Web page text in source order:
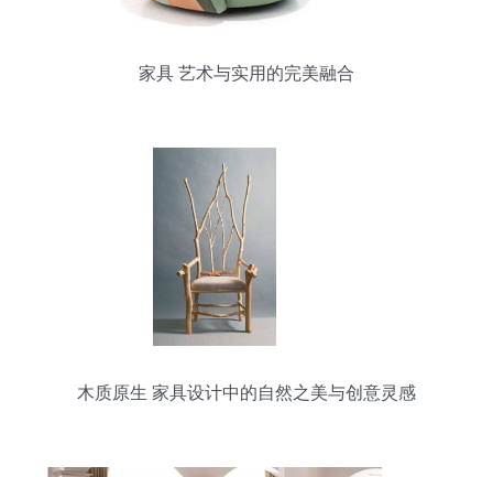
家具 艺术与实用的完美融合
木质原生 家具设计中的自然之美与创意灵感